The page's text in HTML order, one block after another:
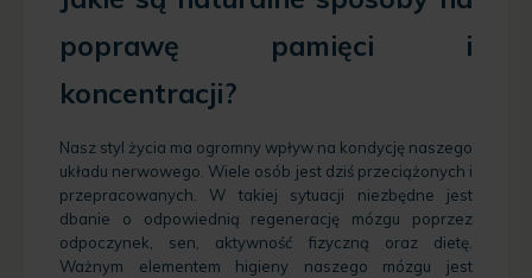
poprawę pamięci i
koncentracji?
Nasz styl życia ma ogromny wpływ na kondycję naszego
układu nerwowego. Wiele osób jest dziś przeciążonych i
przepracowanych. W takiej sytuacji niezbędne jest
dbanie o odpowiednią regenerację mózgu poprzez
odpoczynek, sen, aktywność fizyczną oraz dietę.
Ważnym elementem higieny naszego mózgu jest